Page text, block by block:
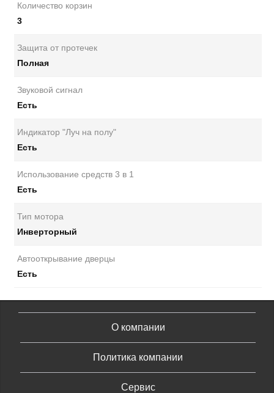
Количество корзин
3
Защита от протечек
Полная
Звуковой сигнал
Есть
Индикатор "Луч на полу"
Есть
Использование средств 3 в 1
Есть
Тип мотора
Инверторный
Автооткрывание дверцы
Есть
О компании
Политика компании
Сервис